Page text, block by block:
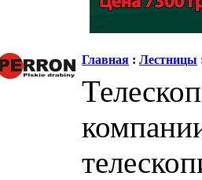
Главная : Лестницы